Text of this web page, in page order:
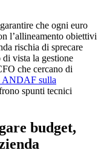
che ogni euro
l’allineamento obiettivi
rischia di sprecare
vista la gestione
che cercano di
ANDAF sulla
spunti tecnici
budget,